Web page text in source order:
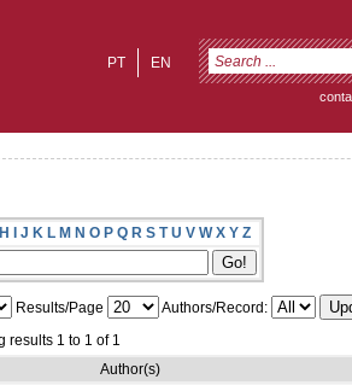
EN
PT
H I J K L M N O P Q R S T U V W X Y Z
Results/Page
Authors/Record:
results 1 to 1 of 1
Author(s)